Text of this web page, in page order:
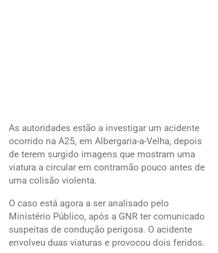
As autoridades estão a investigar um acidente
ocorrido na A25, em Albergaria-a-Velha, depois
de terem surgido imagens que mostram uma
viatura a circular em contramão pouco antes de
uma colisão violenta.
O caso está agora a ser analisado pelo
Ministério Público, após a GNR ter comunicado
suspeitas de condução perigosa. O acidente
envolveu duas viaturas e provocou dois feridos.